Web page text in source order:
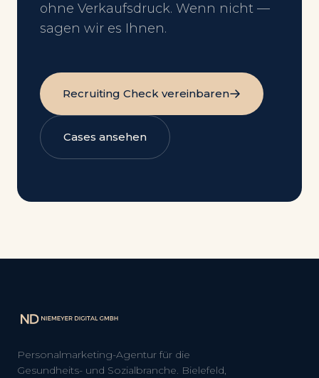
ohne Verkaufsdruck. Wenn nicht —
sagen wir es Ihnen.
Recruiting Check vereinbaren
Cases ansehen
Personalmarketing-Agentur für die
Gesundheits- und Sozialbranche. Bielefeld,